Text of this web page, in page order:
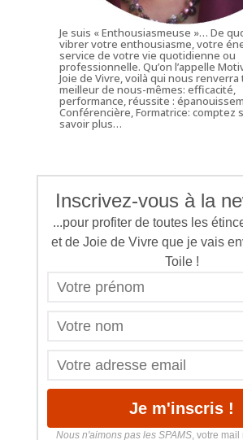
Je suis « Enthousiasmeuse »… De
vibrer votre enthousiasme, votre
service de votre vie quotidienne ou
professionnelle. Qu’on l’appelle
Joie de Vivre, voilà qui nous
meilleur de nous-mêmes: efficacité,
performance, réussite :
Conférencière, Formatrice: comptez
savoir plus…
Inscrivez-vous à la
...pour profiter de toutes les
et de Joie de Vivre que je vais
Toile !
Nous n'aimons pas les SPAMS, votre